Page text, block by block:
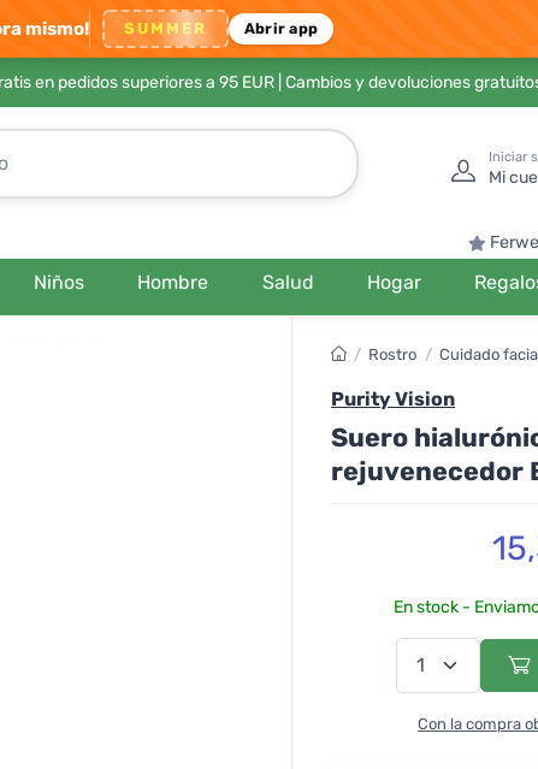
mismo! SUMMER Abrir app
en pedidos superiores a 95 EUR| Cambios y devoluciones
Iniciar
Mi
Niños Hombre Salud Hogar
/ Rostro / Cuidado
Purity Vision
Suero
rejuvenecedor
En stock -
Con la compra